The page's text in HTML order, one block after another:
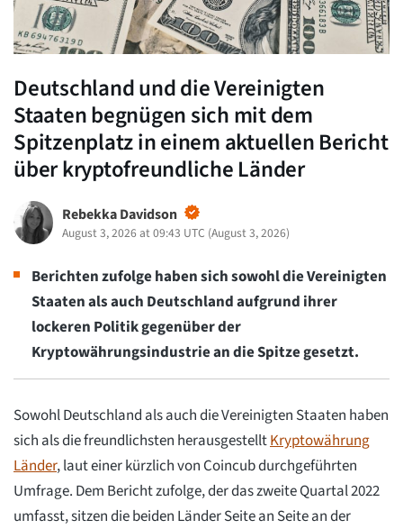
Deutschland und die Vereinigten
Staaten begnügen sich mit dem
Spitzenplatz in einem aktuellen Bericht
über kryptofreundliche Länder
Rebekka Davidson
August 3, 2026 at 09:43 UTC (August 3, 2026)
Berichten zufolge haben sich sowohl die Vereinigten
Staaten als auch Deutschland aufgrund ihrer
lockeren Politik gegenüber der
Kryptowährungsindustrie an die Spitze gesetzt.
Sowohl Deutschland als auch die Vereinigten Staaten haben
sich als die freundlichsten herausgestelltKryptowährung
Länder, laut einer kürzlich von Coincub durchgeführten
Umfrage. Dem Bericht zufolge, der das zweite Quartal 2022
umfasst, sitzen die beiden Länder Seite an Seite an der